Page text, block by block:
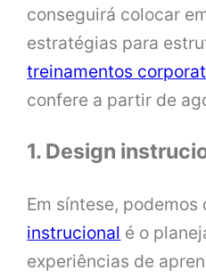
conseguirá colocar
estratégias para
treinamentos
confere a partir de
1. Design
Em síntese, podemos
instrucional é o
experiências de